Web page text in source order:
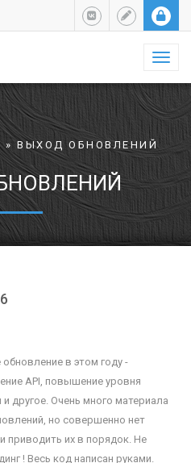
» ВЫХОД ОБНОВЛЕНИЙ
в этом году -
API, повышение уровня
другое. Очень много материала
но совершенно нет
приводить их в порядок. Не
! Весь код написан руками.